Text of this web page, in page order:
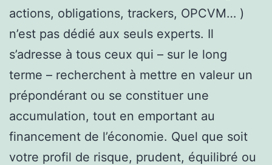
actions, obligations, trackers, OPCVM… )
n’est pas dédié aux seuls experts. Il
s’adresse à tous ceux qui – sur le long
terme – recherchent à mettre en valeur un
prépondérant ou se constituer une
accumulation, tout en emportant au
financement de l’économie. Quel que soit
votre profil de risque, prudent, équilibré ou